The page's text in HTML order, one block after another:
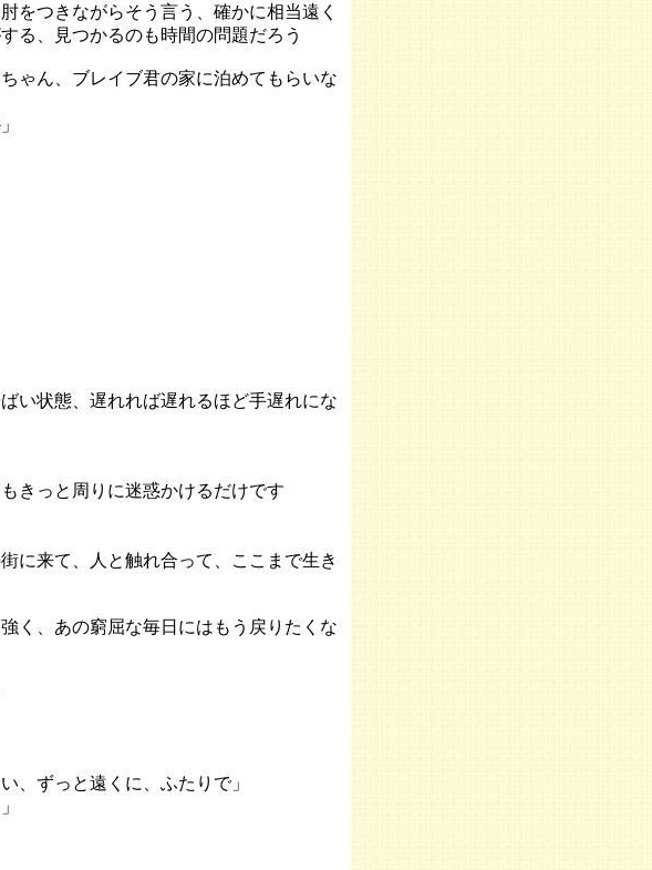
をつきながらそう言う、確かに相当遠く
る、見つかるのも時間の問題だろう
ゃん、ブレイブ君の家に泊めてもらいな
い状態、遅れれば遅れるほど手遅れにな
きっと周りに迷惑かけるだけです
に来て、人と触れ合って、ここまで生き
く、あの窮屈な毎日にはもう戻りたくな
、ずっと遠くに、ふたりで」